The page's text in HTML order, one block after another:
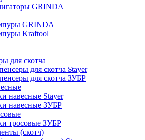
GRINDA
GRINDA
Kraftool
для скотча
для скотча Stayer
для скотча ЗУБР
навесные Stayer
навесные ЗУБР
тросовые ЗУБР
(скотч)